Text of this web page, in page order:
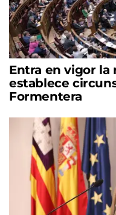
Entra en vigor la
establece
Formentera